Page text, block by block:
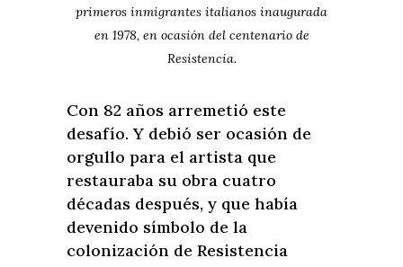
primeros inmigrantes italianos inaugurada
en 1978, en ocasión del centenario de
Resistencia.
Con 82 años arremetió este
desafío. Y debió ser ocasión de
orgullo para el artista que
restauraba su obra cuatro
décadas después, y que había
devenido símbolo de la
colonización de Resistencia